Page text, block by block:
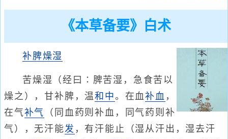
《本草备要》白术
补脾燥湿
苦燥湿（经曰∶脾苦湿，急食苦以
燥之），甘补脾，温和中。在血补血 ，
在气补气
（同血药则补血，同气药则补
气），无汗能发 ，有汗能止（湿从汗出，湿去汗